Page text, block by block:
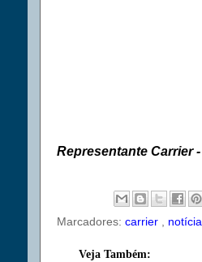
Representante Carrier -
Marcadores: carrier notícia
Veja Também: